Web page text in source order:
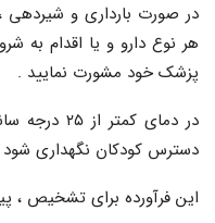
در صورت بارداری و شیردهی
هر نوع دارو و یا اقدام به
پزشک خود مشورت نمایید .
در دمای
دسترس کودکان نگهداری
این فرآورده برای تشخیص ،